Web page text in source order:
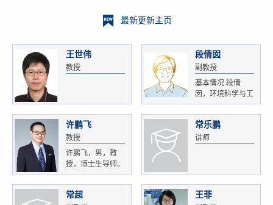
最新更新主页
王世伟
教授
段倩囡
副教授
基本情况 段倩
囡，环境科学与工
程...
许鹏飞
教授
许鹏飞，男，教
授，博士生导师。
获...
常乐鹏
讲师
常超 王菲